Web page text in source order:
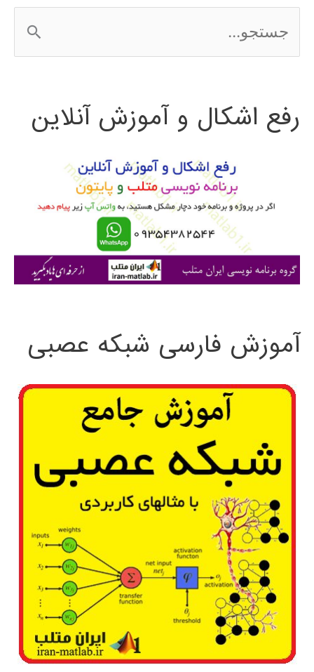
س
ج
ی
رفع اشکال و آموزش آنلاین
آموزش فارسی شبکه عصبی